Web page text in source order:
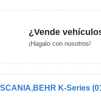
¿Vende
¡Hagalo con nosotros!